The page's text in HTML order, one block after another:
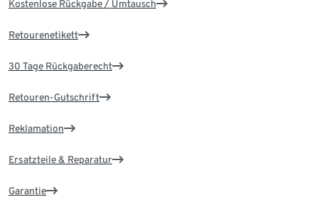
Kostenlose Rückgabe / Umtausch
Retourenetikett
30 Tage Rückgaberecht
Retouren-Gutschrift
Reklamation
Ersatzteile & Reparatur
Garantie